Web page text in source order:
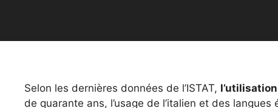
Selon les dernières données de l’ISTAT,
de quarante ans, l’usage de l’italien et des